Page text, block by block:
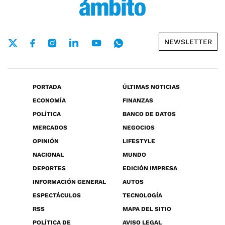
NEWSLETTER
PORTADA
ÚLTIMAS NOTICIAS
ECONOMÍA
FINANZAS
POLÍTICA
BANCO DE DATOS
MERCADOS
NEGOCIOS
OPINIÓN
LIFESTYLE
NACIONAL
MUNDO
DEPORTES
EDICIÓN IMPRESA
INFORMACIÓN GENERAL
AUTOS
ESPECTÁCULOS
TECNOLOGÍA
RSS
MAPA DEL SITIO
POLÍTICA DE
AVISO LEGAL